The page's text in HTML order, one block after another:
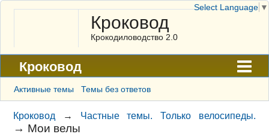
Кроковод
Крокодиловодство 2.0
Кроковод
Форум
Архив
ГАЛЕРЕЯ
Активные темы Темы без ответов
Кроковод → Частные темы. Только велосипеды.
→ Мои велы
Select Language ▼